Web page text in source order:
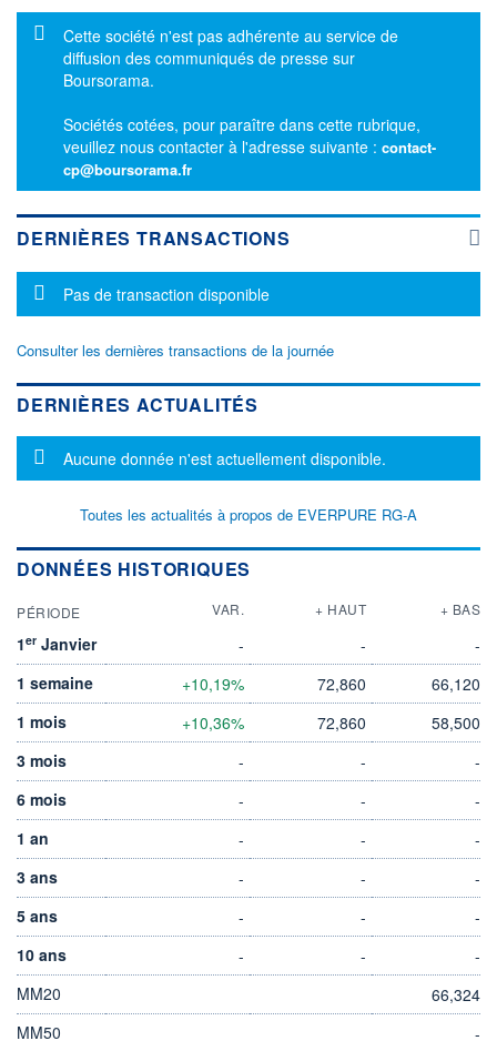
Message d'information
Cette société n'est pas adhérente au service de
diffusion des communiqués de presse sur
Boursorama.
Sociétés cotées, pour paraître dans cette rubrique,
veuillez nous contacter à l'adresse suivante : contact-
cp@boursorama.fr
DERNIÈRES TRANSACTIONS
Message d'information
Pas de transaction disponible
Consulter les dernières transactions de la journée
DERNIÈRES ACTUALITÉS
Message d'information
Aucune donnée n'est actuellement disponible.
Toutes les actualités à propos de EVERPURE RG-A
DONNÉES HISTORIQUES
PÉRIODE VAR. + HAUT + BAS
1er Janvier - -
-
1 semaine
+10,19% 72,860
66,120
1 mois
+10,36% 72,860
58,500
3 mois
- -
-
6 mois
- -
-
1 an
- -
-
3 ans
- -
-
5 ans
- -
-
10 ans
- -
-
MM20
66,324
MM50
-